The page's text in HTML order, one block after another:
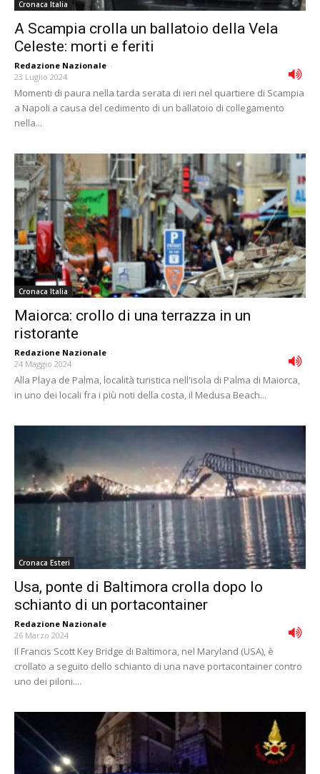
Cronaca Italia
A Scampia crolla un ballatoio della Vela
Celeste: morti e feriti
Redazione Nazionale -
23 Luglio 2024
Momenti di paura nella tarda serata di ieri nel quartiere di Scampia
a Napoli a causa del cedimento di un ballatoio di collegamento
nella...
Cronaca Italia
Maiorca: crollo di una terrazza in un
ristorante
Redazione Nazionale -
24 Maggio 2024
Alla Playa de Palma, località turistica nell'isola di Palma di Maiorca,
in uno dei locali fra i più noti della costa, il Medusa Beach...
Cronaca Esteri
Usa, ponte di Baltimora crolla dopo lo
schianto di un portacontainer
Redazione Nazionale -
26 Marzo 2024
Il Francis Scott Key Bridge di Baltimora, nel Maryland (USA), è
crollato a seguito dello schianto di una nave portacontainer contro
uno dei piloni....